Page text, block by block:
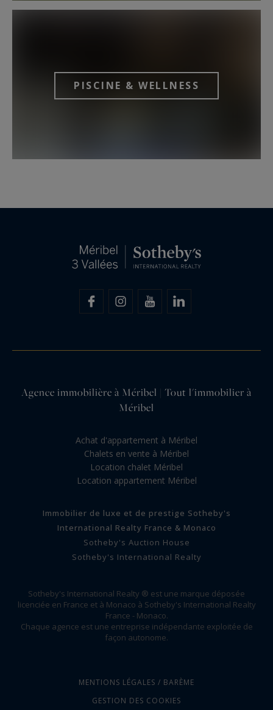
PISCINE & WELLNESS
Agence immobilière à Méribel | Tout l'immobilier à
Méribel
Achat d'appartement à Méribel
Chalets en vente à Méribel
Location chalet Méribel
Location appartement Méribel
Immobilier de luxe et de prestige Sotheby's
International Realty France & Monaco
Sotheby's Auction House
Sotheby's International Realty
Sotheby's International Realty ® est une marque déposée
licenciée en France et à Monaco à Sotheby's International Realty
France - Monaco.
Chaque agence est une entreprise indépendante exploitée de
façon autonome.
MENTIONS LÉGALES / BARÈME
GESTION DES COOKIES